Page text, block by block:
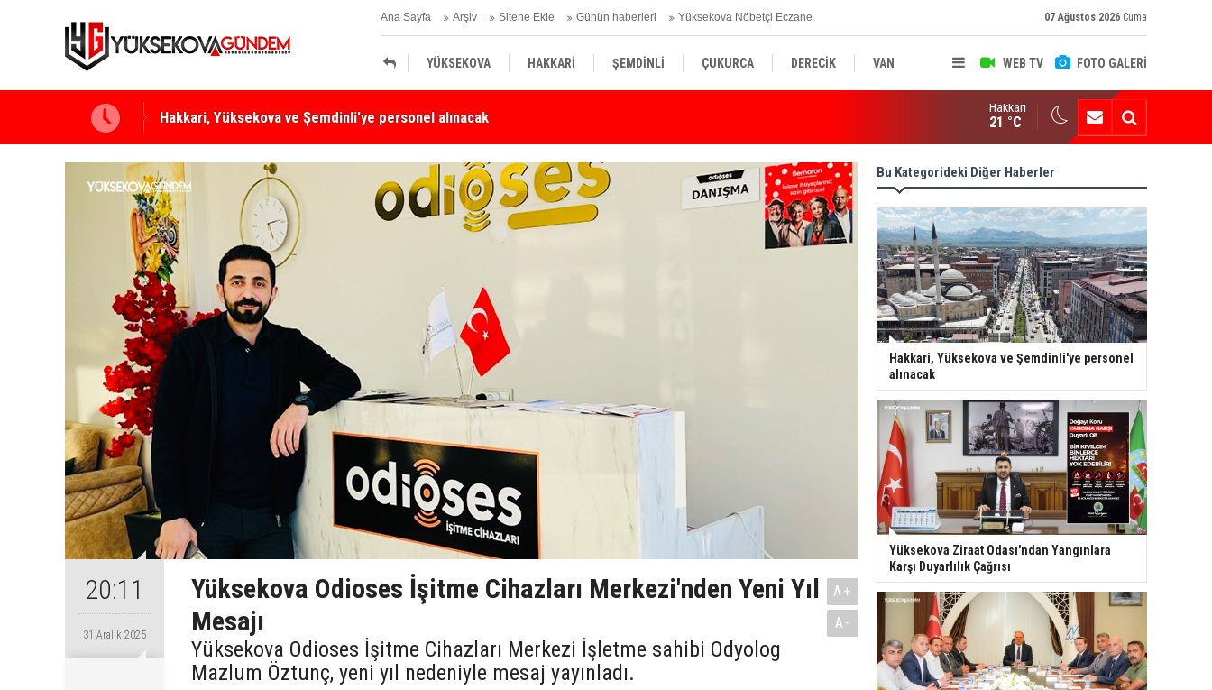
Ana Sayfa Arşiv Sitene Ekle Günün haberleri Yüksekova Nöbetçi Eczane 07 Ağustos 2026 Cuma
WEB TV FOTO GALERİ
YÜKSEKOVA HAKKARİ ŞEMDİNLİ ÇUKURCA DERECİK VAN
Yüksekova Ziraat Odası'ndan Yangınlara Karşı Duyarlılık Çağrısı Yüksekova'nın Sanayi Geleceği Masaya Yatırıldı
Hakkari
21 °C
20:11
31 Aralık 2025
Yüksekova Odioses İşitme Cihazları Merkezi'nden Yeni Yıl
Mesajı
Yüksekova Odioses İşitme Cihazları Merkezi İşletme sahibi Odyolog
Mazlum Öztunç, yeni yıl nedeniyle mesaj yayınladı.
A+
A-
Bu Kategorideki Diğer Haberler
Hakkari, Yüksekova ve Şemdinli'ye personel
alınacak
Yüksekova Ziraat Odası'ndan Yangınlara
Karşı Duyarlılık Çağrısı